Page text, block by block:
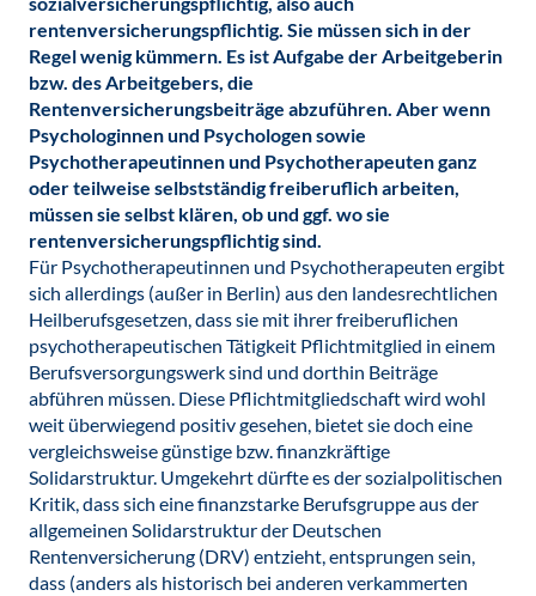
rentenversicherungspflichtig. Sie müssen sich in der
Regel wenig kümmern. Es ist Aufgabe der Arbeitgeberin
bzw. des Arbeitgebers, die
Rentenversicherungsbeiträge abzuführen. Aber wenn
Psychologinnen und Psychologen sowie
Psychotherapeutinnen und Psychotherapeuten ganz
oder teilweise selbstständig freiberuflich arbeiten,
müssen sie selbst klären, ob und ggf. wo sie
rentenversicherungspflichtig sind.
Für Psychotherapeutinnen und Psychotherapeuten ergibt
sich allerdings (außer in Berlin) aus den landesrechtlichen
Heilberufsgesetzen, dass sie mit ihrer freiberuflichen
psychotherapeutischen Tätigkeit Pflichtmitglied in einem
Berufsversorgungswerk sind und dorthin Beiträge
abführen müssen. Diese Pflichtmitgliedschaft wird wohl
weit überwiegend positiv gesehen, bietet sie doch eine
vergleichsweise günstige bzw. finanzkräftige
Solidarstruktur. Umgekehrt dürfte es der sozialpolitischen
Kritik, dass sich eine finanzstarke Berufsgruppe aus der
allgemeinen Solidarstruktur der Deutschen
Rentenversicherung (DRV) entzieht, entsprungen sein,
dass (anders als historisch bei anderen verkammerten